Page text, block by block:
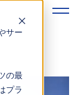
サー
の最
プラ